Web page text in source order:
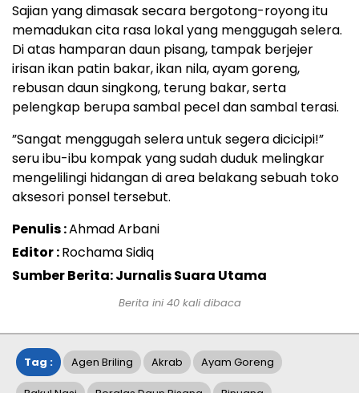
Sajian yang dimasak secara bergotong-royong itu
memadukan cita rasa lokal yang menggugah selera.
Di atas hamparan daun pisang, tampak berjejer
irisan ikan patin bakar, ikan nila, ayam goreng,
rebusan daun singkong, terung bakar, serta
pelengkap berupa sambal pecel dan sambal terasi.
​”Sangat menggugah selera untuk segera dicicipi!”
seru ibu-ibu kompak yang sudah duduk melingkar
mengelilingi hidangan di area belakang sebuah toko
aksesori ponsel tersebut.
Penulis :Ahmad Arbani
Editor :Rochama Sidiq
Sumber Berita: Jurnalis Suara Utama
Berita ini 40kali dibaca
Tag : Agen Briling Akrab Ayam Goreng